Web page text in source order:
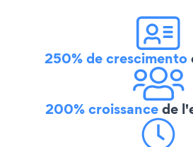
250% de crescimento
200% croissancede